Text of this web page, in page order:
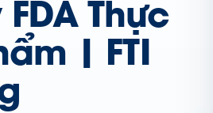
Thực
| FTI